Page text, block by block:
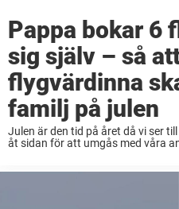
Pappa bokar 6
sig själv – så
flygvärdinna
familj på julen
Julen är den tid på året då vi ser
åt sidan för att umgås med våra